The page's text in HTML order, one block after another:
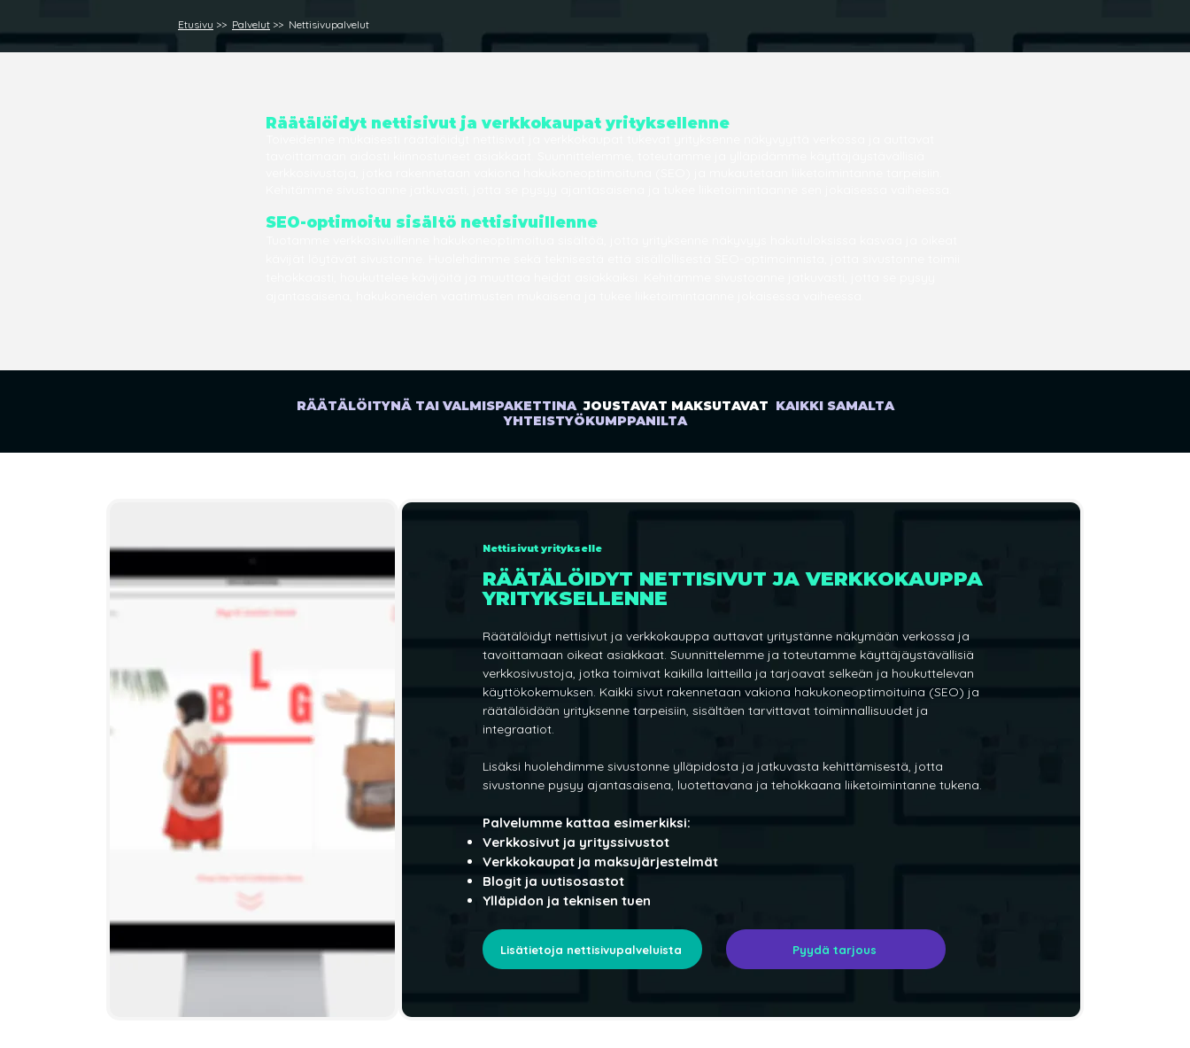
Etusivu >> Palvelut >> Nettisivupalvelut
Räätälöidyt nettisivut ja verkkokaupat yrityksellenne
SEO-optimoitu sisältö nettisivuillenne
RÄÄTÄLÖITYNÄ TAI VALMISPAKETTINAJOUSTAVAT MAKSUTAVAT KAIKKI SAMALTA
YHTEISTYÖKUMPPANILTA
Nettisivut yritykselle
RÄÄTÄLÖIDYT NETTISIVUT JA VERKKOKAUPPA
YRITYKSELLENNE
Räätälöidyt nettisivut ja verkkokauppa auttavat yritystänne näkymään verkossa ja
tavoittamaan oikeat asiakkaat. Suunnittelemme ja toteutamme käyttäjäystävällisiä
verkkosivustoja, jotka toimivat kaikilla laitteilla ja tarjoavat selkeän ja houkuttelevan
käyttökokemuksen. Kaikki sivut rakennetaan vakiona hakukoneoptimoituina (SEO) ja
räätälöidään yrityksenne tarpeisiin, sisältäen tarvittavat toiminnallisuudet ja
integraatiot.
Lisäksi huolehdimme sivustonne ylläpidosta ja jatkuvasta kehittämisestä, jotta
sivustonne pysyy ajantasaisena, luotettavana ja tehokkaana liiketoimintanne tukena.
Palvelumme kattaa esimerkiksi:
Verkkosivut ja yrityssivustot
Verkkokaupat ja maksujärjestelmät
Blogit ja uutisosastot
Ylläpidon ja teknisen tuen
Lisätietoja nettisivupalveluista Pyydä tarjous